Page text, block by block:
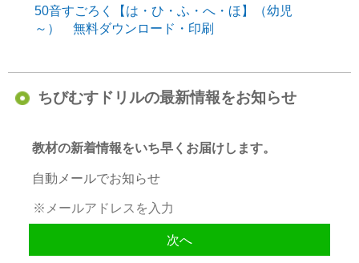
50音すごろく【は・ひ・ふ・へ・ほ】（幼児
～） 無料ダウンロード・印刷
ちびむすドリルの最新情報をお知らせ
教材の新着情報をいち早くお届けします。
自動メールでお知らせ